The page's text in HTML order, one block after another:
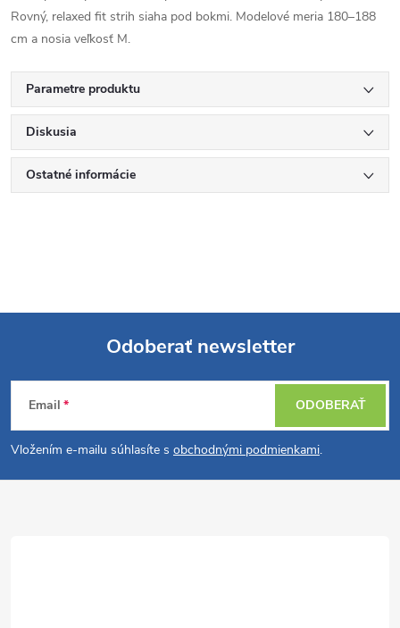
Rovný, relaxed fit strih siaha pod bokmi. Modelové meria 180–188
cm a nosia veľkosť M.
Parametre produktu
Diskusia
Ostatné informácie
Z
á
p
Odoberať newsletter
Email
Vložením e-mailu súhlasíte s obchodnými podmienkami.
ODOBERAŤ